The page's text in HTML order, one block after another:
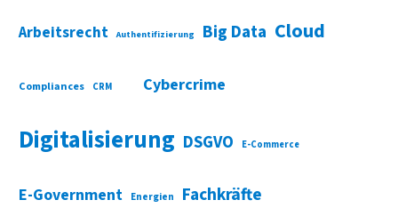
Arbeitsrecht Authentifizierung Big Data Cloud
Compliances CRM Cybercrime
Digitalisierung DSGVO E-Commerce
E-Government Energien Fachkräfte